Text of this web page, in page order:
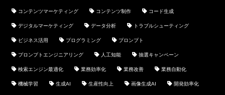
コンテンツマーケティング コンテンツ制作 コード生成
デジタルマーケティング データ分析 トラブルシューティング
ビジネス活用 プログラミング プロンプト
プロンプトエンジニアリング 人工知能 抽選キャンペーン
検索エンジン最適化 業務効率化 業務改善 業務自動化
機械学習 生成AI 生産性向上 画像生成AI 開発効率化